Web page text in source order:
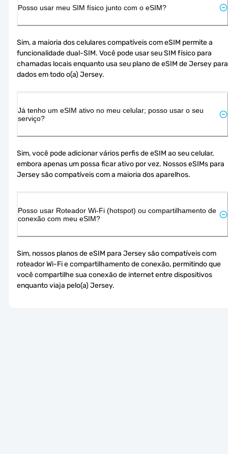
Posso usar meu SIM físico junto com o eSIM?
Sim, a maioria dos celulares compatíveis com eSIM permite a
funcionalidade dual-SIM. Você pode usar seu SIM físico para
chamadas locais enquanto usa seu plano de eSIM de Jersey para
dados em todo o(a) Jersey.
Já tenho um eSIM ativo no meu celular; posso usar o seu
serviço?
Sim, você pode adicionar vários perfis de eSIM ao seu celular,
embora apenas um possa ficar ativo por vez. Nossos eSIMs para
Jersey são compatíveis com a maioria dos aparelhos.
Posso usar Roteador Wi-Fi (hotspot) ou compartilhamento de
conexão com meu eSIM?
Sim, nossos planos de eSIM para Jersey são compatíveis com
roteador Wi-Fi e compartilhamento de conexão, permitindo que
você compartilhe sua conexão de internet entre dispositivos
enquanto viaja pelo(a) Jersey.